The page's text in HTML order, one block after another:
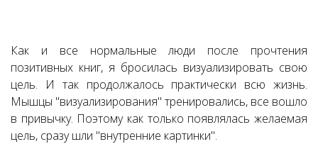
Как и все нормальные люди после прочтения
позитивных книг, я бросилась визуализировать свою
цель. И так продолжалось практически всю жизнь.
Мышцы "визуализирования" тренировались, все вошло
в привычку. Поэтому как только появлялась желаемая
цель, сразу шли "внутренние картинки".